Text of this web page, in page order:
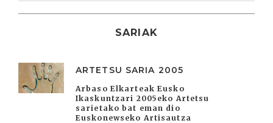
SARIAK
ARTETSU SARIA 2005
Arbaso Elkarteak Eusko
Ikaskuntzari 2005eko Artetsu
sarietako bat eman dio
Euskonewseko Artisautza